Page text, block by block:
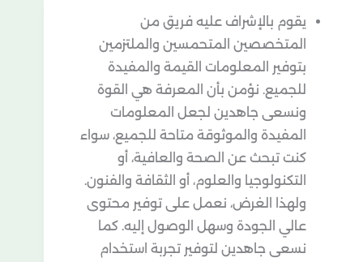
يقوم بالإشراف عليه فريق من
المتخصصين المتحمسين والملتزمين
بتوفير المعلومات القيمة والمفيدة
للجميع. نؤمن بأن المعرفة هي القوة
ونسعى جاهدين لجعل المعلومات
المفيدة والموثوقة متاحة للجميع، سواء
كنت تبحث عن الصحة والعافية، أو
التكنولوجيا والعلوم، أو الثقافة والفنون.
ولهذا الغرض، نعمل على توفير محتوى
عالي الجودة وسهل الوصول إليه. كما
نسعى جاهدين لتوفير تجربة استخدام